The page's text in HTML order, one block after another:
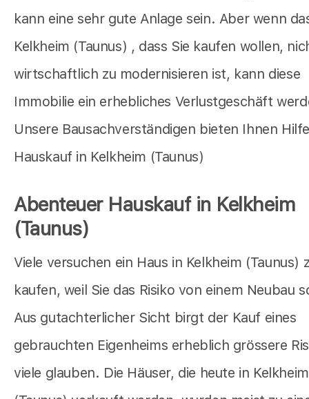
kann eine sehr gute Anlage sein. Aber wenn
Kelkheim (Taunus) , dass Sie kaufen wollen,
wirtschaftlich zu modernisieren ist, kann diese
Immobilie ein erhebliches Verlustgeschäft
Unsere Bausachverständigen bieten Ihnen
Hauskauf in Kelkheim (Taunus)
Abenteuer Hauskauf in Kelkheim
(Taunus)
Viele versuchen ein Haus in Kelkheim (Taunus)
kaufen, weil Sie das Risiko von einem Neubau
Aus gutachterlicher Sicht birgt der Kauf eines
gebrauchten Eigenheims erheblich grössere
viele glauben. Die Häuser, die heute in Kelkheim